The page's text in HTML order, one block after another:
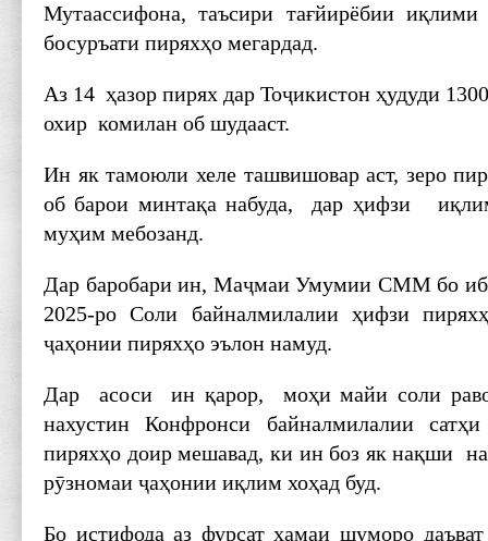
Мутаассифона, таъсири тағйирёбии
босуръати пиряхҳо мегардад.
Аз 14 ҳазор пирях дар Тоҷикистон ҳудуди
охир комилан об шудааст.
Ин як тамоюли хеле ташвишовар аст, зеро
об барои минтақа набуда, дар ҳифзи
муҳим мебозанд.
Дар баробари ин, Маҷмаи Умумии СММ бо
2025-ро Соли байналмилалии ҳифзи
ҷаҳонии пиряхҳо эълон намуд.
Дар асоси ин қарор, моҳи майи соли
нахустин Конфронси байналмилалии
пиряхҳо доир мешавад, ки ин боз як нақши
рӯзномаи ҷаҳонии иқлим хоҳад буд.
Бо истифода аз фурсат ҳамаи шуморо